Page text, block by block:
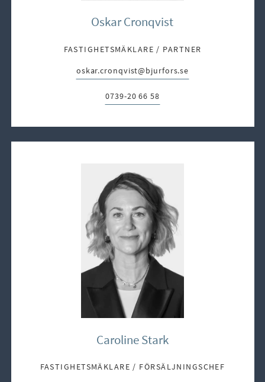
Oskar Cronqvist
FASTIGHETSMÄKLARE / PARTNER
E-post:
oskar.cronqvist@bjurfors.se
Telefon:
0739-20 66 58
Caroline Stark
FASTIGHETSMÄKLARE / FÖRSÄLJNINGSCHEF